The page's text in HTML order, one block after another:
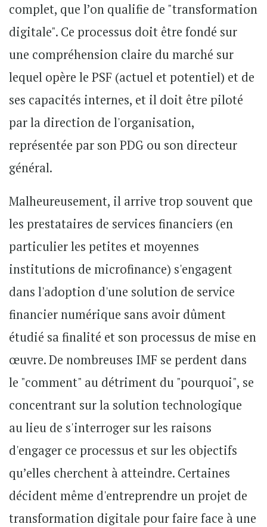
complet, que l’on qualifie de "transformation
digitale". Ce processus doit être fondé sur
une compréhension claire du marché sur
lequel opère le PSF (actuel et potentiel) et de
ses capacités internes, et il doit être piloté
par la direction de l'organisation,
représentée par son PDG ou son directeur
général.
Malheureusement, il arrive trop souvent que
les prestataires de services financiers (en
particulier les petites et moyennes
institutions de microfinance) s'engagent
dans l'adoption d'une solution de service
financier numérique sans avoir dûment
étudié sa finalité et son processus de mise en
œuvre. De nombreuses IMF se perdent dans
le "comment" au détriment du "pourquoi", se
concentrant sur la solution technologique
au lieu de s'interroger sur les raisons
d'engager ce processus et sur les objectifs
qu’elles cherchent à atteindre. Certaines
décident même d'entreprendre un projet de
transformation digitale pour faire face à une